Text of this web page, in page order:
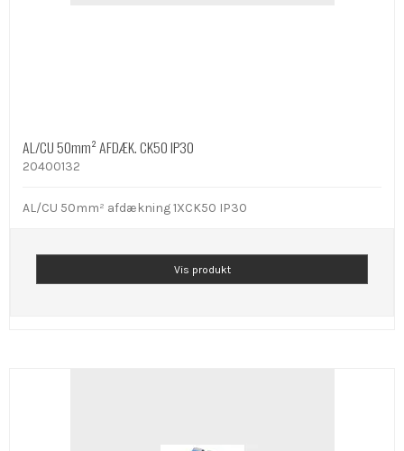
AL/CU 50mm² AFDÆK. CK50 IP30
20400132
AL/CU 50mm² afdækning 1XCK50 IP30
Vis produkt